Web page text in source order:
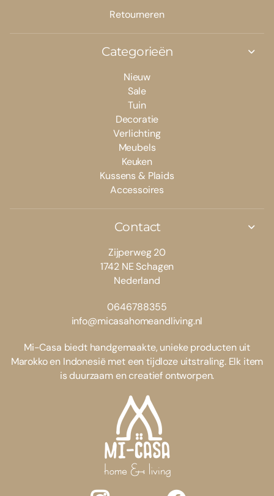
Retourneren
Categorieën
Nieuw
Sale
Tuin
Decoratie
Verlichting
Meubels
Keuken
Kussens & Plaids
Accessoires
Contact
Zijperweg 20
1742 NE Schagen
Nederland
0646788355
info@micasahomeandliving.nl
Mi-Casa biedt handgemaakte, unieke producten uit
Marokko en Indonesië met een tijdloze uitstraling. Elk item
is duurzaam en creatief ontworpen.